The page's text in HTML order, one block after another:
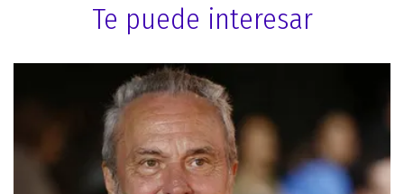
Te puede interesar